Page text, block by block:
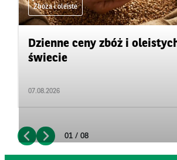
Zboża i oleiste
Dzienne ceny zbóż i
świecie
07.08.2026
01 / 08